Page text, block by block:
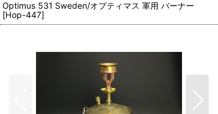
Optimus 531 Sweden/オプティマス 軍用 バーナー
[Hop-447]